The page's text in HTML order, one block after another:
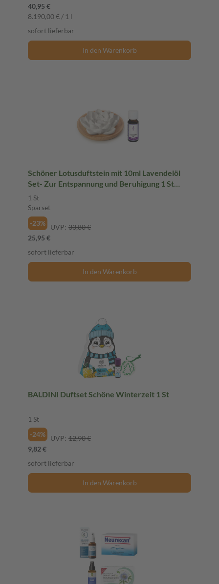
40,95 €
8.190,00 € / 1 l
sofort lieferbar
In den Warenkorb
Schöner Lotusduftstein mit 10ml Lavendelöl
Set- Zur Entspannung und Beruhigung 1 St
Sparset
1 St
Sparset
-23%
UVP: 33,80 €
25,95 €
sofort lieferbar
In den Warenkorb
BALDINI Duftset Schöne Winterzeit 1 St
1 St
-24%
UVP: 12,90 €
9,82 €
sofort lieferbar
In den Warenkorb